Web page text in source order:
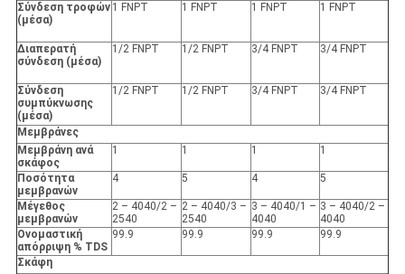
Σύνδεση τροφών
(μέσα)
1 FNPT 1 FNPT 1 FNPT 1 FNPT
Διαπερατή
σύνδεση (μέσα)
1/2 FNPT 1/2 FNPT 3/4 FNPT 3/4 FNPT
Σύνδεση
συμπύκνωσης
(μέσα)
1/2 FNPT 1/2 FNPT 3/4 FNPT 3/4 FNPT
Μεμβράνες
Μεμβράνη ανά
σκάφος
1 1 1 1
Ποσότητα
μεμβρανών
4 5 4 5
Μέγεθος
μεμβρανών
2 – 4040/2 –
2540
2 – 4040/3 –
2540
3 – 4040/1 –
4040
3 – 4040/2 –
4040
Ονομαστική
απόρριψη % TDS
99.9 99.9 99.9 99.9
Σκάφη